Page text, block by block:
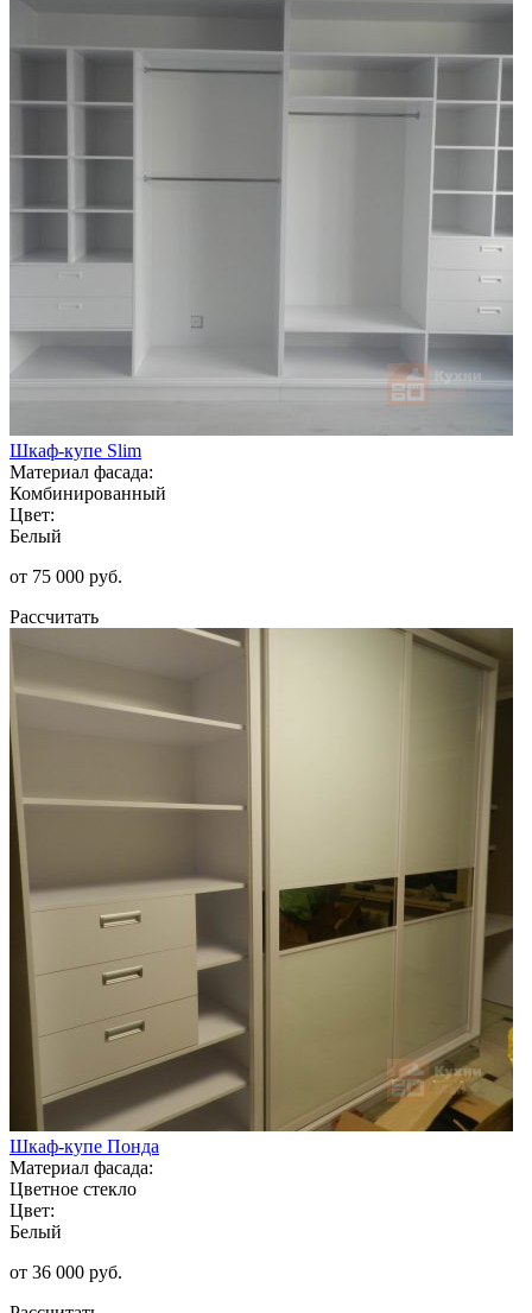
Шкаф-купе Slim
Материал фасада:
Комбинированный
Цвет:
Белый
от 75 000 руб.
Рассчитать
Шкаф-купе Понда
Материал фасада:
Цветное стекло
Цвет:
Белый
от 36 000 руб.